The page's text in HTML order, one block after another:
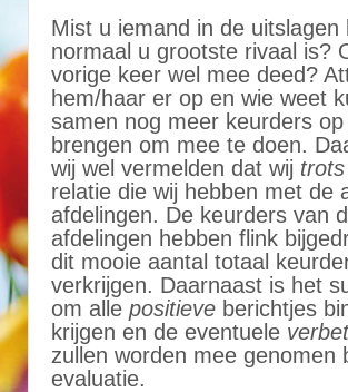
Mist u iemand in de uitslagen
normaal u grootste rivaal is?
vorige keer wel mee deed?
hem/haar er op en wie weet
samen nog meer keurders
brengen om mee te doen.
wij wel vermelden dat wij trots
relatie die wij hebben met de
afdelingen. De keurders van
afdelingen hebben flink
dit mooie aantal totaal
verkrijgen. Daarnaast is het
om alle positieve berichtjes
krijgen en de eventuele
zullen worden mee genomen
evaluatie.